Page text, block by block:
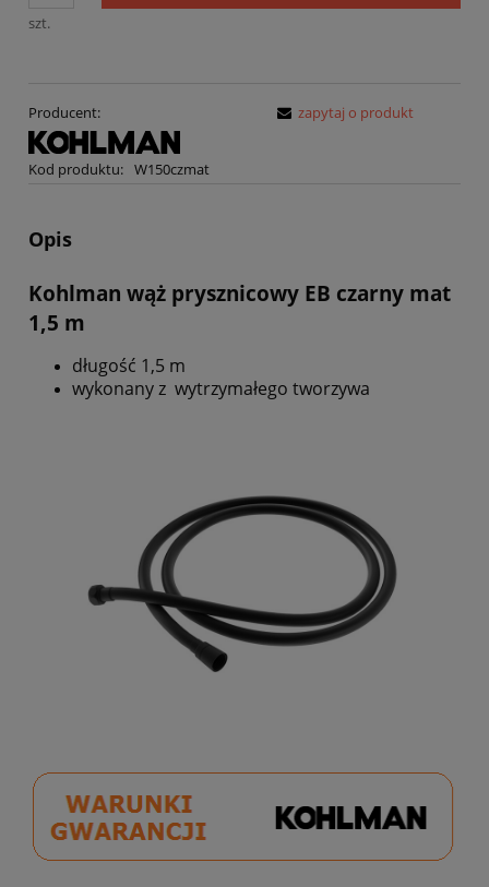
szt.
Producent:
Kod produktu: W150czmat
zapytaj o produkt
Opis
Kohlman wąż prysznicowy EB czarny mat
1,5 m
długość 1,5 m
wykonany z wytrzymałego tworzywa